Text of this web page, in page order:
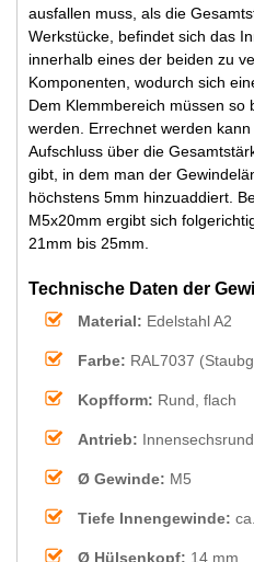
ausfallen muss, als die
Werkstücke, befindet sich das
innerhalb eines der beiden zu
Komponenten, wodurch sich
Dem Klemmbereich müssen so
werden. Errechnet werden
Aufschluss über die
gibt, in dem man der
höchstens 5mm hinzuaddiert.
M5x20mm ergibt sich
21mm bis 25mm.
Technische Daten der
Material: Edelstahl A2
Farbe: RAL7037
Kopfform: Rund, flach
Antrieb:
Ø Gewinde: M5
Tiefe Innengewinde:
Ø Hülsenkopf: 14 mm